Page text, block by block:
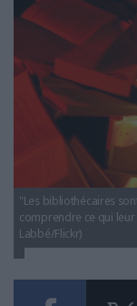
LES GUIDES
LES BASES DE
L'ESPACE EMPLOI
L'AGENDA
L'ANNUAIRE DES
LES LIVRES BLANCS
LES SUPPLÉMENTS
NOS OFFRES
"Les bibliothécaires
comprendre ce qui leur
Labbé/Flickr)